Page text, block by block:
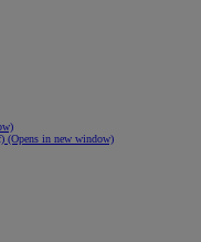
(Opens in new window)